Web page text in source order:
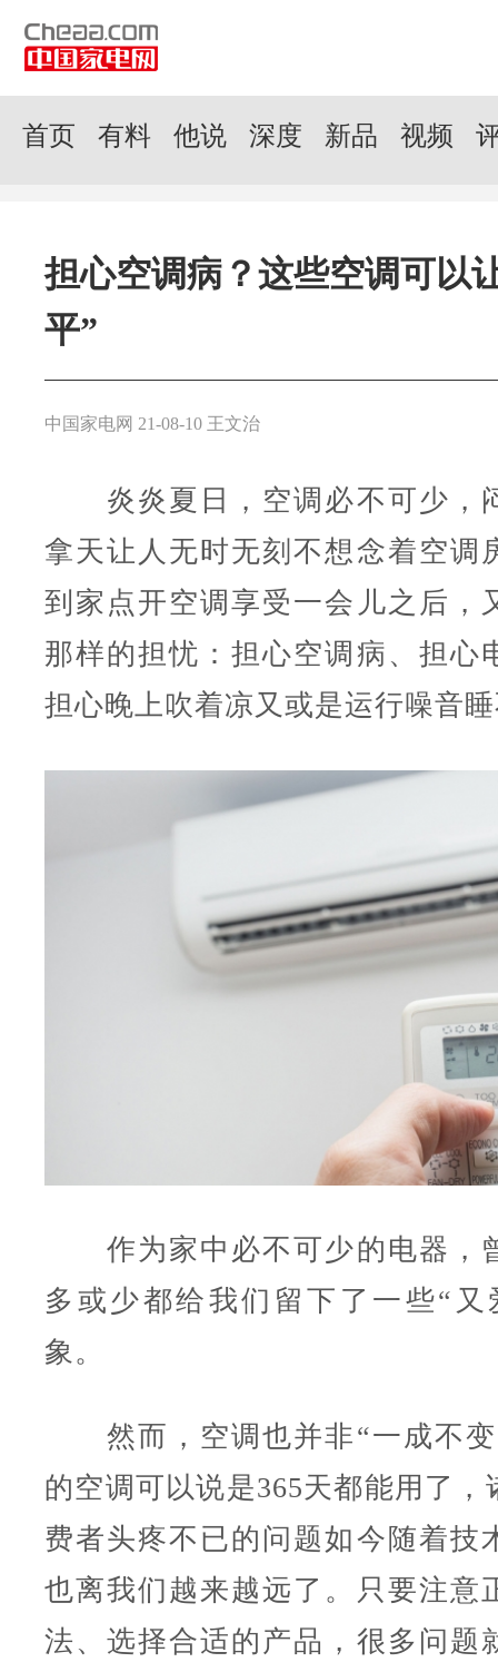
首页 有料 他说 深度 新品 视频
担心空调病？这些空调可以
平”
中国家电网 21-08-10 王文治
炎炎夏日，空调必不可少，
拿天让人无时无刻不想念着空调
到家点开空调享受一会儿之后，
那样的担忧：担心空调病、担心
担心晚上吹着凉又或是运行噪音
作为家中必不可少的电器，
多或少都给我们留下了一些“又
象。
然而，空调也并非“一成不变
的空调可以说是365天都能用了，
费者头疼不已的问题如今随着技
也离我们越来越远了。只要注意
法、选择合适的产品，很多问题